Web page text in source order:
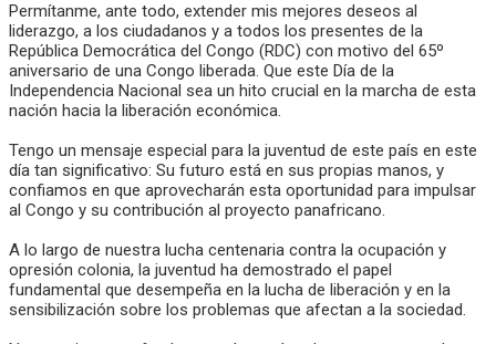
Permítanme, ante todo, extender mis mejores deseos al
liderazgo, a los ciudadanos y a todos los presentes de la
República Democrática del Congo (RDC) con motivo del 65º
aniversario de una Congo liberada. Que este Día de la
Independencia Nacional sea un hito crucial en la marcha de esta
nación hacia la liberación económica.
Tengo un mensaje especial para la juventud de este país en este
día tan significativo: Su futuro está en sus propias manos, y
confiamos en que aprovecharán esta oportunidad para impulsar
al Congo y su contribución al proyecto panafricano.
A lo largo de nuestra lucha centenaria contra la ocupación y
opresión colonia, la juventud ha demostrado el papel
fundamental que desempeña en la lucha de liberación y en la
sensibilización sobre los problemas que afectan a la sociedad.